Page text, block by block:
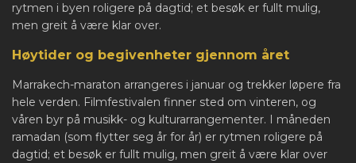
rytmen i byen roligere på dagtid; et besøk er fullt mulig,
men greit å være klar over.
Høytider og begivenheter gjennom året
Marrakech-maraton arrangeres i januar og trekker løpere fra
hele verden. Filmfestivalen finner sted om vinteren, og
våren byr på musikk- og kulturarrangementer. I måneden
ramadan (som flytter seg år for år) er rytmen roligere på
dagtid; et besøk er fullt mulig, men greit å være klar over